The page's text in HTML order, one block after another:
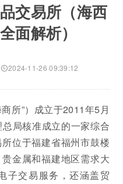
交易所（海西
面解析）
2024-11-26 09:39:12
所”）成立于2011年5月
局核准成立的一家综合
位于福建省福州市鼓楼
金属和福建地区需求大
子交易服务，还涵盖贸